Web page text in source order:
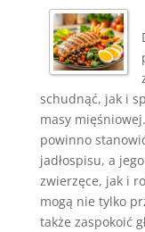
schudnąć, jak i
masy
powinno
jadłospisu, a
zwierzęce, jak i
mogą nie tylko
także zaspokoić